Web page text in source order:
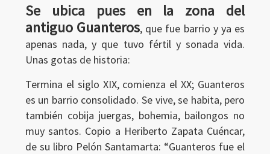
Se ubica pues en la zona del
antiguo Guanteros, que fue barrio y ya es
apenas nada, y que tuvo fértil y sonada vida.
Unas gotas de historia:
Termina el siglo XIX, comienza el XX; Guanteros
es un barrio consolidado. Se vive, se habita, pero
también cobija juergas, bohemia, bailongos no
muy santos. Copio a Heriberto Zapata Cuéncar,
de su libro Pelón Santamarta: “Guanteros fue el